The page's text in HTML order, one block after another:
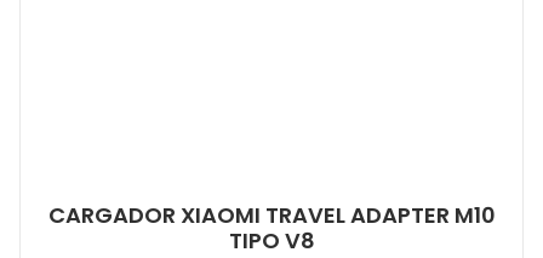
CARGADOR XIAOMI TRAVEL ADAPTER M10
TIPO V8